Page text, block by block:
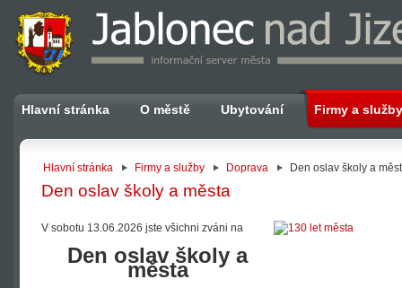
Hlavní stránka O městě Ubytování Firmy a služby
Hlavní stránka Firmy a služby Doprava Den oslav školy a
Den oslav školy a města
V sobotu 13.06.2026 jste všichni zváni na
Den oslav školy a
města